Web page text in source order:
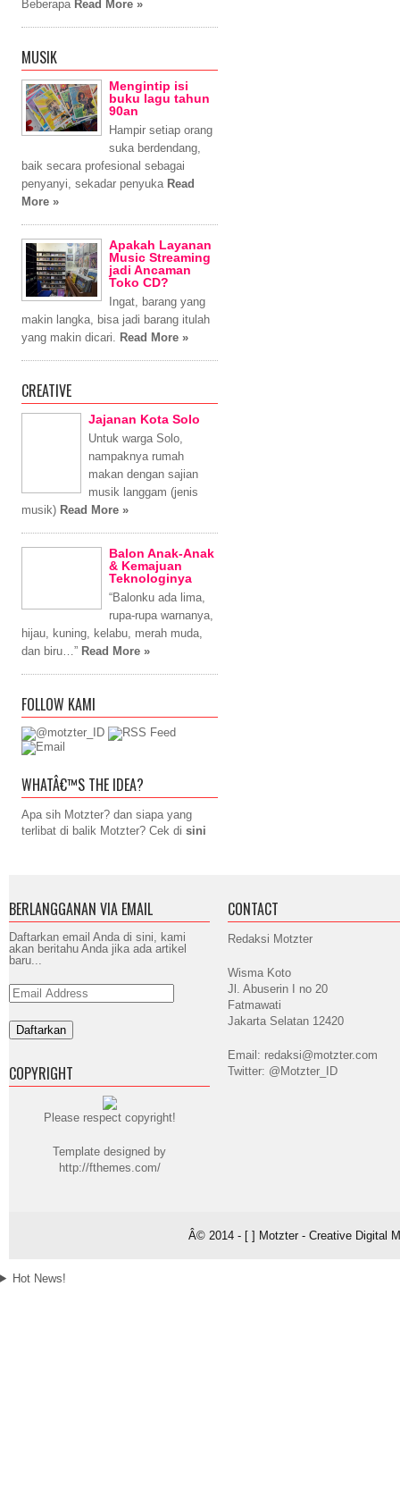
Beberapa Read More »
MUSIK
Mengintip isi
buku lagu tahun
90an
Hampir setiap orang
suka berdendang,
baik secara profesional sebagai
penyanyi, sekadar penyuka Read
More »
Apakah Layanan
Music Streaming
jadi Ancaman
Toko CD?
Ingat, barang yang
makin langka, bisa jadi barang itulah
yang makin dicari.
Read More »
CREATIVE
Jajanan Kota Solo
Untuk warga Solo,
nampaknya rumah
makan dengan sajian
musik langgam (jenis
musik) Read More »
Balon Anak-Anak
& Kemajuan
Teknologinya
“Balonku ada lima,
rupa-rupa warnanya,
hijau, kuning, kelabu, merah muda,
dan biru…” Read More »
FOLLOW KAMI
WHATÂ€™S THE IDEA?
Apa sih Motzter? dan siapa yang
terlibat di balik Motzter? Cek di sini
BERLANGGANAN VIA EMAIL
Daftarkan email Anda di sini, kami
akan beritahu Anda jika ada artikel
baru...
Email
Address
COPYRIGHT
Please respect copyright!
Template designed by
http://fthemes.com/
CONTACT
Redaksi Motzter
Wisma Koto
Jl. Abuserin I no 20
Fatmawati
Jakarta Selatan 12420
Email: redaksi@motzter.com
Twitter: @Motzter_ID
Â© 2014 - [ ] Motzter - Creative Digital
Hot News!